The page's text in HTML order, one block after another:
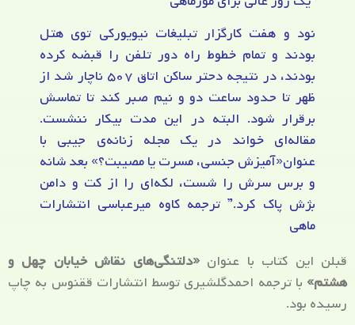
نود و هفت کارگزار تبلیغات نیویورکی توی هتل
بودند و تمام خطوط راه دور تلفن را قبضه کرده
بودند، در نتیجه دحتر ساکن اتاق ۵۰۷ ناچار شد از
ظهر تا حدود ساعت دو و نیم صبر کند تا تماسش
برقرار شود. البته در این مدت بیکار ننشست.
مقاله‌ای خواند در یک مجله‌ زنانه‌ی جیبی با
عنوان«آمیزش جنسی، مسرت یا مصیبت؟» بعد شانه
و برس سرش را شست، لکه‌ای را از کت و دامن
بژش پاک کرد.” ترجمه کاوه میرعباسی انتشارات
ماهی
قبلن این کتاب با عنوان«دلتنگی‌های نقاش خیابان چهل و
هشتم» با ترجمه احمدگلشیری توسط انتشارات ققنوس به چاپ
رسیده بود.